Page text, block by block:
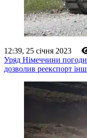
12:39, 25 січня 2023
Уряд Німеччини
дозволив реекспорт